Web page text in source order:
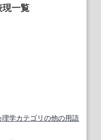
一覧
理学カテゴリの他の用語